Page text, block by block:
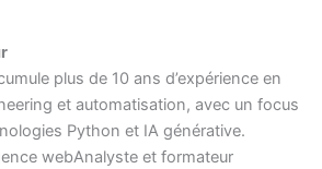
plus de 10 ans d’expérience en
et automatisation, avec un focus
Python et IA générative.
webAnalyste et formateur